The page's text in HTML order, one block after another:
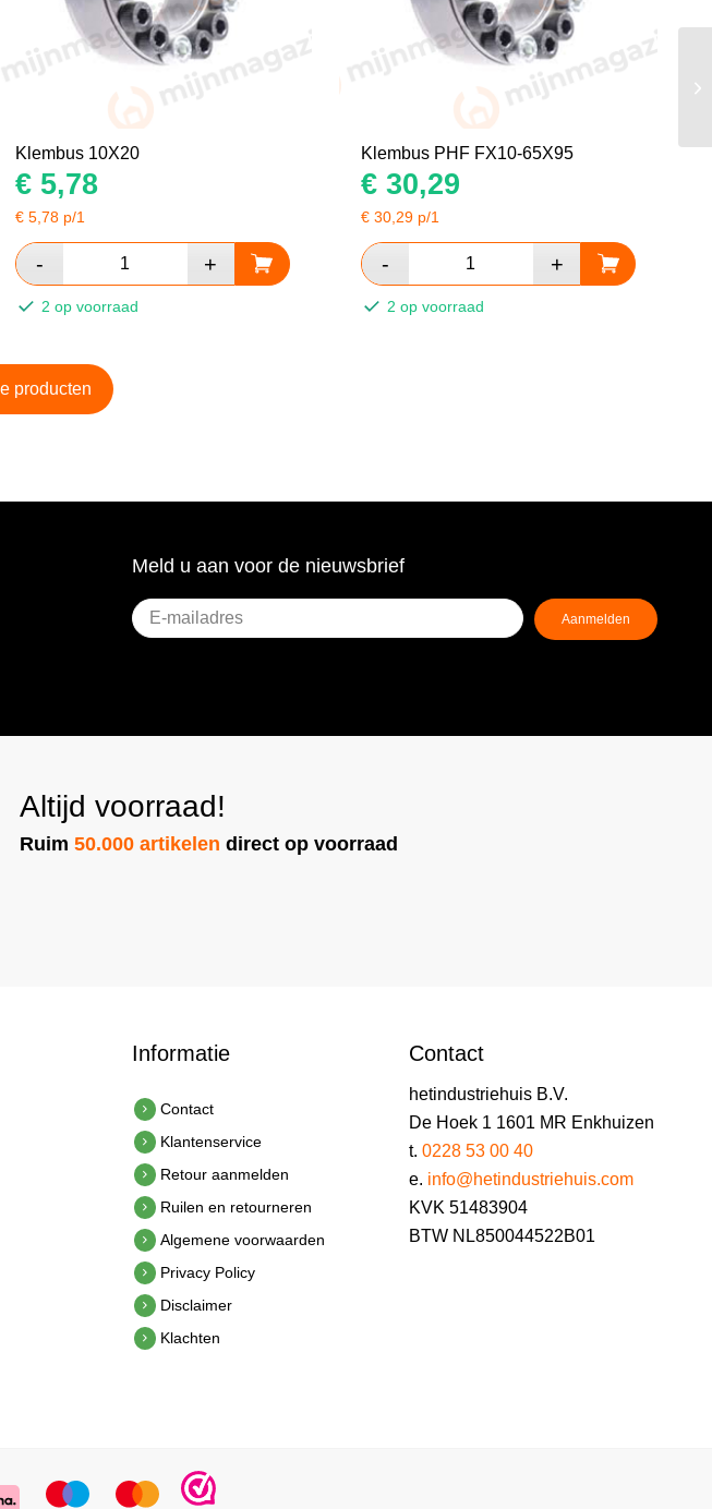
Klembus 10X20
€5,78
€ 5,78p/1
2 op voorraad
Klembus PHF FX10-65X95
€30,29
€ 30,29p/1
2 op voorraad
producten
Meld u aan voor de nieuwsbrief
E-
mailadres(Vereist)
Aanmelden
Altijd voorraad!
Ruim50.000 artikelen direct op voorraad
Informatie
Contact
Klantenservice
Retour aanmelden
Ruilen en retourneren
Algemene voorwaarden
Privacy Policy
Disclaimer
Klachten
Contact
hetindustriehuis B.V.
De Hoek 1 1601 MR Enkhuizen
t. 0228 53 00 40
e. info@hetindustriehuis.com
KVK 51483904
BTW NL850044522B01